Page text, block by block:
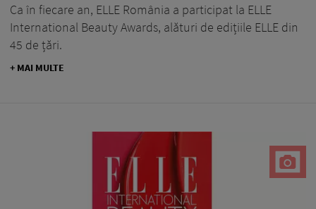
Ca în fiecare an, ELLE România a participat la ELLE
International Beauty Awards, alături de edițiile ELLE din
45 de țări.
+ MAI MULTE